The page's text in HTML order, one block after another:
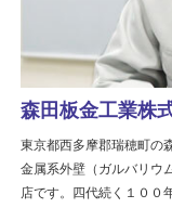
森田板金工業株
東京都西多摩郡瑞穂町の
金属系外壁（ガルバリウ
店です。四代続く１００